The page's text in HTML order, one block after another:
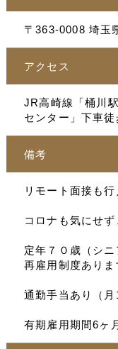
〒363-0008 埼玉
アクセス
JR高崎線「桶川
センター」下車徒
備考
リモート面接も行
コロナも気にせず
定年７０歳（シ
再雇用制度ありま
通勤手当あり（月
有期雇用期間6ヶ